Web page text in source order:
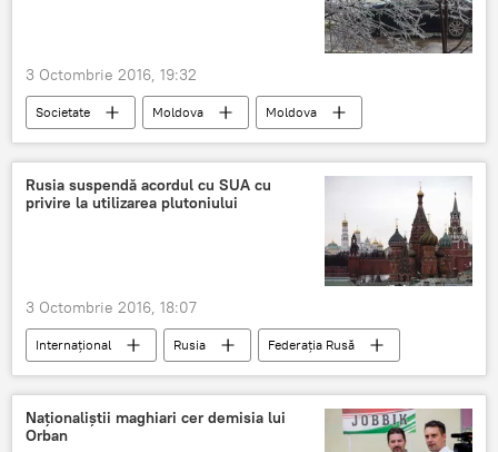
3 Octombrie 2016, 19:32
Societate Moldova Moldova
Rusia suspendă acordul cu SUA cu
privire la utilizarea plutoniului
3 Octombrie 2016, 18:07
Internaţional Rusia
Federația Rusă
SUA
Serghei Lavrov
Sancțiuni
Ministerul de Externe
Moscova
Naționaliștii maghiari cer demisia lui
Orban